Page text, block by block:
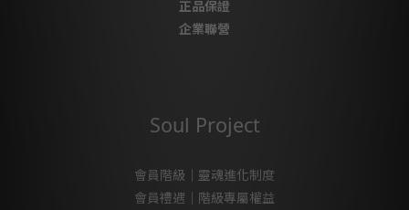
正品保證
企業聯營
Soul Project
會員階級｜靈魂進化制度
會員禮遇｜階級專屬權益